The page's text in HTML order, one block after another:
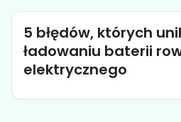
5 błędów, których
ładowaniu baterii
elektrycznego